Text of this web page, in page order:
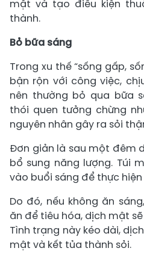
mật và tạo điều kiện
thành.
Bỏ bữa sáng
Trong xu thế “sống gấp,
bận rộn với công việc,
nên thường bỏ qua bữa
thói quen tưởng chừng
nguyên nhân gây ra sỏi
Đơn giản là sau một đêm
bổ sung năng lượng. Túi
vào buổi sáng để thực
Do đó, nếu không ăn
ăn để tiêu hóa, dịch mật
Tình trạng này kéo dài,
mật và kết tủa thành sỏi.